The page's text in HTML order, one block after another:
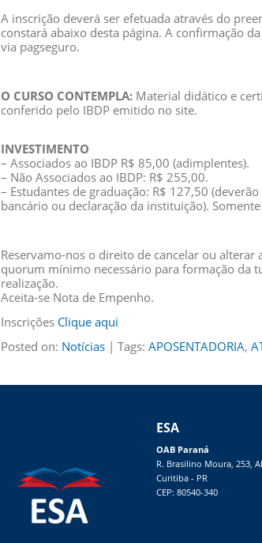
A inscrição deverá ser efetuada através do
constará abaixo desta página. A confirmação
via pagseguro.
O CURSO CONTEMPLA: Material didático e
conferido pelo IBDP emitido no site.
INVESTIMENTO
– Associados ao IBDP R$ 85,00 (adimplentes).
– Não Associados ao IBDP: R$ 255,00.
– Estudantes de graduação: R$ 127,50
bancário ou declaração da instituição).
Reservamo-nos o direito de cancelar ou alterar
quorum mínimo necessário para formação da
realização.
Aceita-se Nota de Empenho.
Inscrições Clique aqui
Posted on: Notícias | Tags: APOSENTADORIA,
ESA
OAB Paraná
R. Brasilino Moura, 253,
Curitiba - PR
CEP: 80540-340